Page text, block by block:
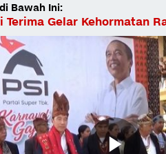
Bawah Ini:
Terima Gelar Kehormatan